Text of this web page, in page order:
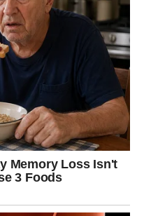
više. Vaše odluke
–
dolazi zatvaranje bez
– sada dolazi
odgovor dolazi kroz